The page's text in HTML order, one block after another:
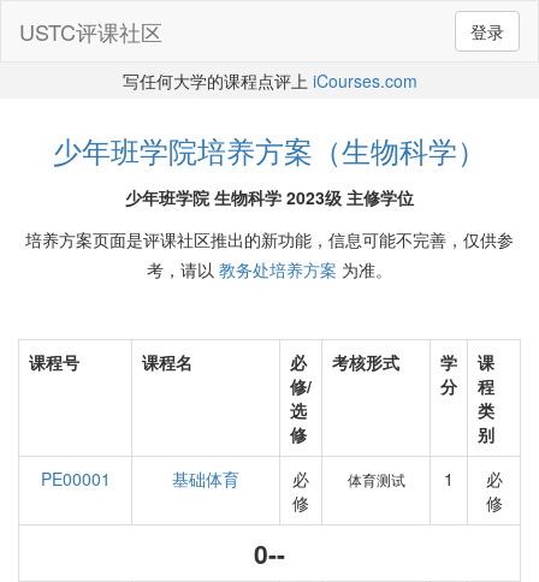
登录
USTC评课社区
写任何大学的课程点评上 iCourses.com
少年班学院培养方案（生物科学）
少年班学院 生物科学 2023级 主修学位
培养方案页面是评课社区推出的新功能，信息可能不完善，仅供参
考，请以 教务处培养方案 为准。
课程号 课程名
必
修/
选
修
考核形式
学
分
课
程
类
别
PE00001
基础体育
必
修
体育测试 1
必
修
0--